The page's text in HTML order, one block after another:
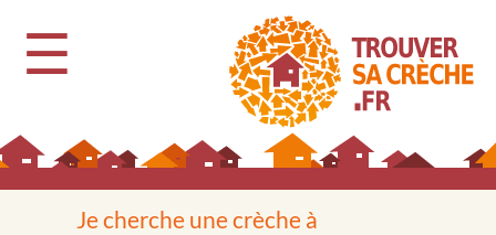
☰
Je cherche une crèche à